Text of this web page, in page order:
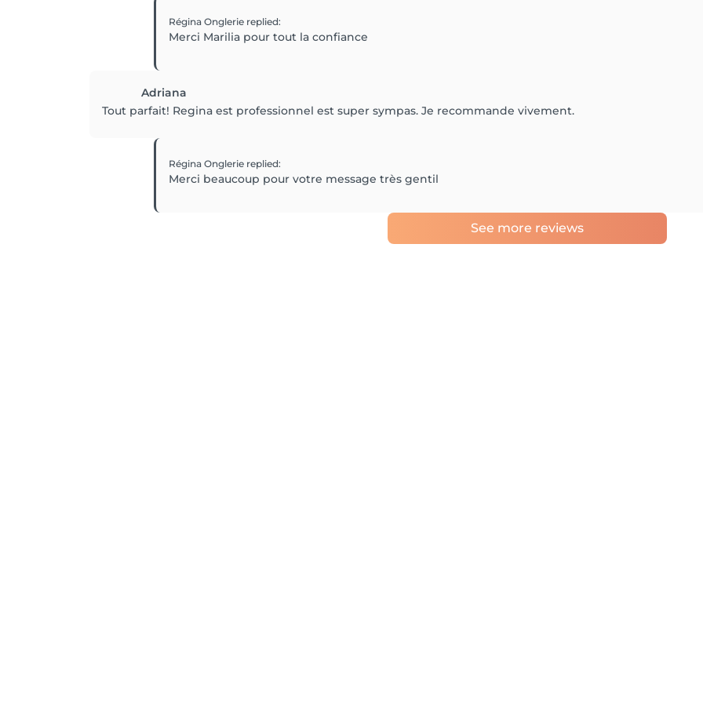
Régina Onglerie replied:
Merci Marilia pour tout la confiance
Adriana
Tout parfait! Regina est professionnel est super sympas. Je recommande vivement.
Régina Onglerie replied:
Merci beaucoup pour votre message très gentil
See more reviews